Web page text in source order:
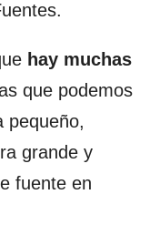
hay muchas
que podemos
pequeño,
grande y
fuente en